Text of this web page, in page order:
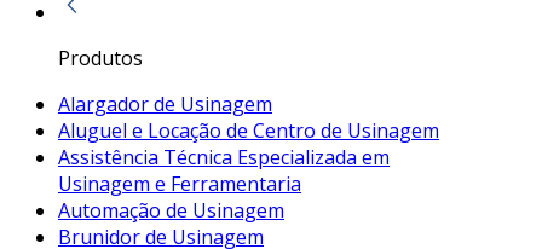
Produtos
Alargador de Usinagem
Aluguel e Locação de Centro de Usinagem
Assistência Técnica Especializada em
Usinagem e Ferramentaria
Automação de Usinagem
Brunidor de Usinagem